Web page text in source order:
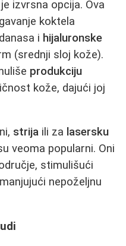
je izvrsna opcija. Ova
koktela
i hijaluronske
(srednji sloj kože).
produkciju
kože, dajući joj
strija ili za lasersku
veoma popularni. Oni
stimulišući
nepoželjnu